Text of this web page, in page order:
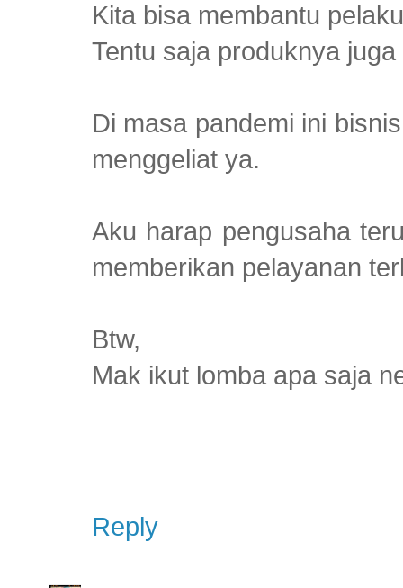
Kita bisa membantu
Tentu saja produknya
Di masa pandemi ini
menggeliat ya.
Aku harap pengusaha
memberikan pelayanan
Btw,
Mak ikut lomba apa saja
Reply